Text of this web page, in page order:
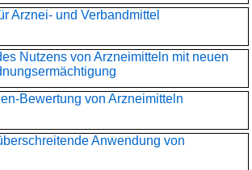
Arznei- und Verbandmittel
Nutzens von Arzneimitteln mit neuen
Bewertung von Arzneimitteln
Anwendung von